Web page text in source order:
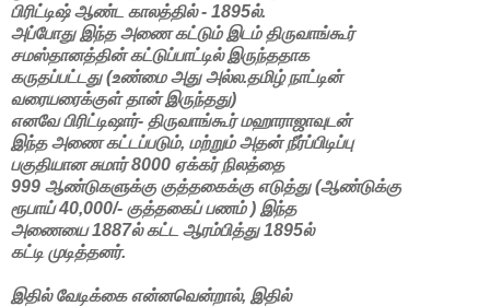
பிரிட்டிஷ் ஆண்ட காலத்தில் - 1895ல்.
அப்போது இந்த அணை கட்டும் இடம் திருவாங்கூர்
சமஸ்தானத்தின் கட்டுப்பாட்டில் இருந்ததாக
கருதப்பட்டது (உண்மை அது அல்ல.தமிழ் நாட்டின்
வரையரைக்குள் தான் இருந்தது)
எனவே பிரிட்டிஷார்- திருவாங்கூர் மஹாராஜாவுடன்
இந்த அணை கட்டப்படும், மற்றும் அதன் நீர்ப்பிடிப்பு
பகுதியான சுமார் 8000 ஏக்கர் நிலத்தை
999 ஆண்டுகளுக்கு குத்தகைக்கு எடுத்து (ஆண்டுக்கு
ரூபாய் 40,000/- குத்தகைப் பணம் ) இந்த
அணையை 1887ல் கட்ட ஆரம்பித்து 1895ல்
கட்டி முடித்தனர்.
இதில் வேடிக்கை என்னவென்றால், இதில்